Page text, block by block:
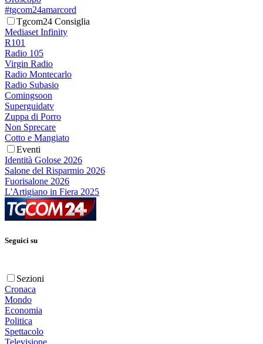
#tgcom24amarcord
Tgcom24 Consiglia
Mediaset Infinity
R101
Radio 105
Virgin Radio
Radio Montecarlo
Radio Subasio
Comingsoon
Superguidatv
Zuppa di Porro
Non Sprecare
Cotto e Mangiato
Eventi
Identità Golose 2026
Salone del Risparmio 2026
Fuorisalone 2026
L'Artigiano in Fiera 2025
Seguici su
Sezioni
Cronaca
Mondo
Economia
Politica
Spettacolo